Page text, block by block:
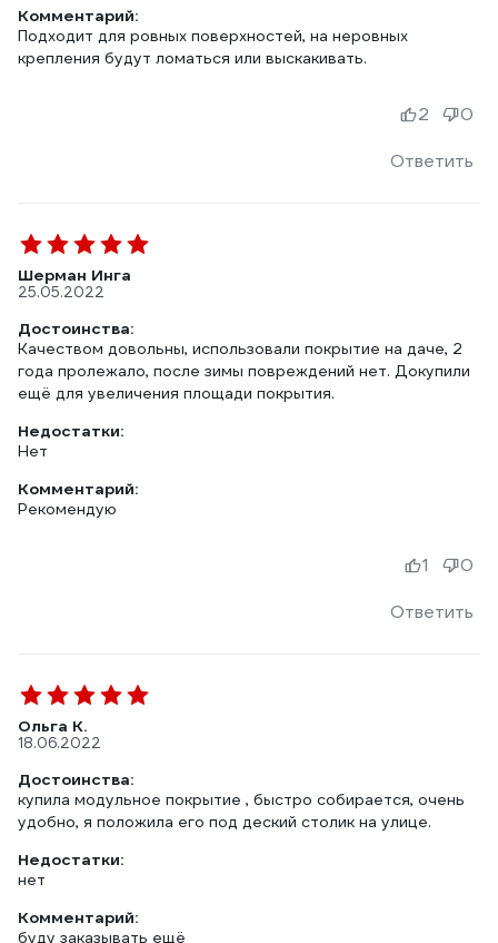
Комментарий:
Подходит для ровных поверхностей, на неровных
крепления будут ломаться или выскакивать.
Ответить
2 0
Шерман Инга
25.05.2022
Достоинства:
Качеством довольны, использовали покрытие на даче, 2
года пролежало, после зимы повреждений нет. Докупили
ещё для увеличения площади покрытия.
Недостатки:
Нет
Комментарий:
Рекомендую
Ответить
1 0
Ольга К.
18.06.2022
Достоинства:
купила модульное покрытие , быстро собирается, очень
удобно, я положила его под деский столик на улице.
Недостатки:
нет
Комментарий:
буду заказывать ещё